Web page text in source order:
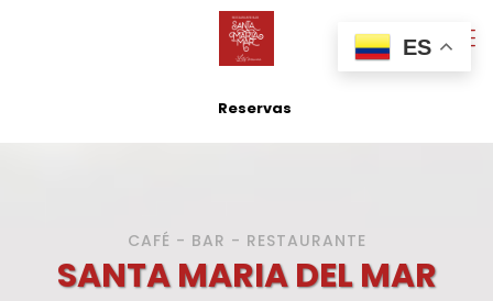
Reservas
CAFÉ - BAR - RESTAURANTE
SANTA MARIA DEL MAR
ES